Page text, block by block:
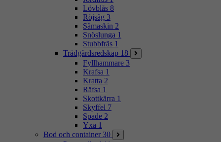
Lövblås 8
Röjsåg 3
Såmaskin 2
Snöslunga 1
Stubbfräs 1
Trädgårdsredskap 18
Fyllhammare 3
Krafsa 1
Kratta 2
Räfsa 1
Skottkärra 1
Skyffel 7
Spade 2
Yxa 1
Bod och container 30